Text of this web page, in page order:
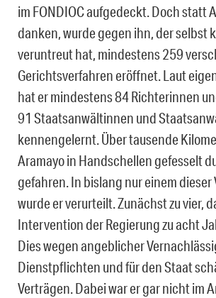
im FONDIOC aufgedeckt. Doch statt
danken, wurde gegen ihn, der selbst
veruntreut hat, mindestens 259
Gerichtsverfahren eröffnet. Laut
hat er mindestens 84 Richterinnen
91 Staatsanwältinnen und
kennengelernt. Über tausende
Aramayo in Handschellen gefesselt
gefahren. In bislang nur einem dieser
wurde er verurteilt. Zunächst zu vier,
Intervention der Regierung zu acht
Dies wegen angeblicher
Dienstpflichten und für den Staat
Verträgen. Dabei war er gar nicht im